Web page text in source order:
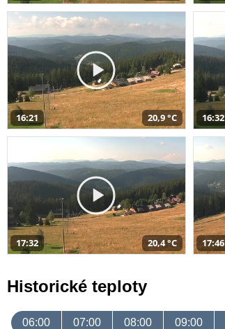
16:21 20,9 °C 16:32
17:32 20,4 °C 17:46
Historické teploty
06:00 07:00 08:00 09:00